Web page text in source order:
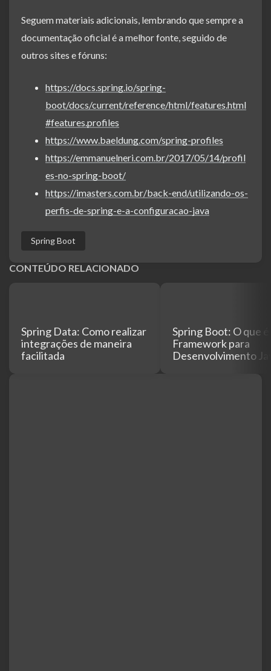
Seguem materiais adicionais, lembrando que sempre a
documentação oficial é a melhor fonte, seguido de
outros sites e fóruns:
https://docs.spring.io/spring-
boot/docs/current/reference/html/features.html
#features.profiles
https://www.baeldung.com/spring-profiles
https://emmanuelneri.com.br/2017/05/14/profil
es-no-spring-boot/
https://imasters.com.br/back-end/utilizando-os-
perfis-de-spring-e-a-configuracao-java
Spring Boot
CONTEÚDO RELACIONADO
Spring Data: Como realizar
integrações de maneira
facilitada
Spring Boot: O que
Framework para
Desenvolvimento